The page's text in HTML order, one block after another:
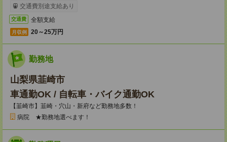
交通費別途支給あり
交通費 全額支給
月収例 20～25万円
勤務地
山梨県韮崎市
車通勤OK / 自転車・バイク通勤OK
【韮崎市】韮崎・穴山・新府など勤務地多数！
病院 ★勤務地選べます！